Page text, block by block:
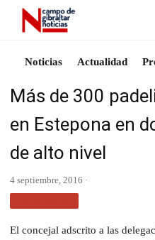
Noticias Actualidad
Más de 300
en Estepona en
de alto nivel
4 septiembre, 2016 ·
El concejal adscrito a las